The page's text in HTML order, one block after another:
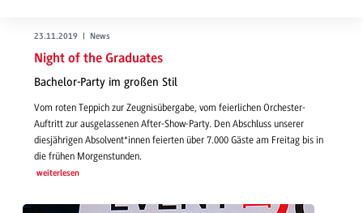
23.11.2019 | News
Night of the Graduates
Bachelor-Party im großen Stil
Vom roten Teppich zur Zeugnisübergabe, vom feierlichen Orchester-
Auftritt zur ausgelassenen After-Show-Party. Den Abschluss unserer
diesjährigen Absolvent*innen feierten über 7.000 Gäste am Freitag bis in
die frühen Morgenstunden.
weiterlesen